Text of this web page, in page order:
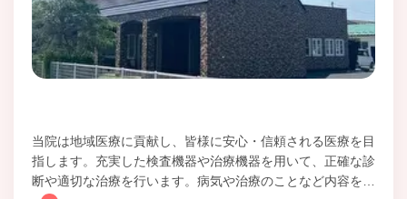
当院は地域医療に貢献し、皆様に安心・信頼される医療を目
指します。充実した検査機器や治療機器を用いて、正確な診
断や適切な治療を行います。病気や治療のことなど内容を